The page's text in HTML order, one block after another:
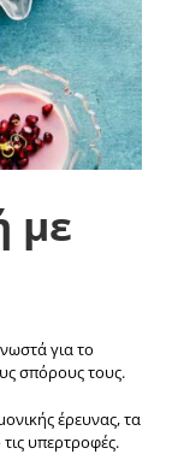
με
για το
σπόρους τους.
έρευνας, τα
υπερτροφές.